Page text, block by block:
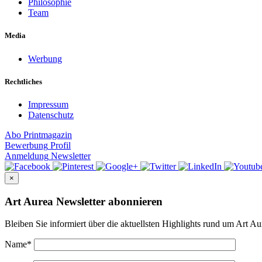
Philosophie
Team
Media
Werbung
Rechtliches
Impressum
Datenschutz
Abo Printmagazin
Bewerbung Profil
Anmeldung Newsletter
×
Art Aurea Newsletter abonnieren
Bleiben Sie informiert über die aktuellsten Highlights rund um Art
Name*